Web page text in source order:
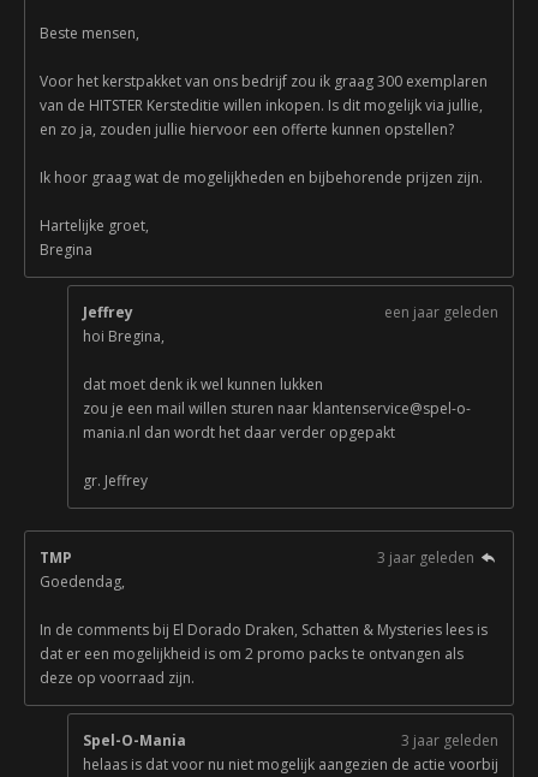
Beste mensen,
Voor het kerstpakket van ons bedrijf zou ik graag 300 exemplaren
van de HITSTER Kersteditie willen inkopen. Is dit mogelijk via jullie,
en zo ja, zouden jullie hiervoor een offerte kunnen opstellen?
Ik hoor graag wat de mogelijkheden en bijbehorende prijzen zijn.
Hartelijke groet,
Bregina
Jeffrey
een jaar geleden
hoi Bregina,
dat moet denk ik wel kunnen lukken
zou je een mail willen sturen naar klantenservice@spel-o-
mania.nl dan wordt het daar verder opgepakt
gr. Jeffrey
TMP
3 jaar geleden
Goedendag,
In de comments bij El Dorado Draken, Schatten & Mysteries lees is
dat er een mogelijkheid is om 2 promo packs te ontvangen als
deze op voorraad zijn.
Spel-O-Mania
3 jaar geleden
helaas is dat voor nu niet mogelijk aangezien de actie voorbij